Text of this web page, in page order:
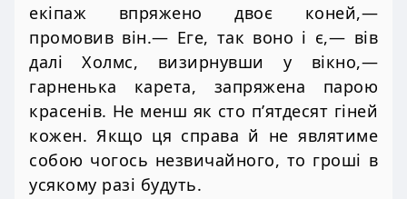
екіпаж впряжено двоє коней,—
промовив він.— Еге, так воно і є,— вів
далі Холмс, визирнувши у вікно,—
гарненька карета, запряжена парою
красенів. Не менш як сто п’ятдесят гіней
кожен. Якщо ця справа й не являтиме
собою чогось незвичайного, то гроші в
усякому разі будуть.